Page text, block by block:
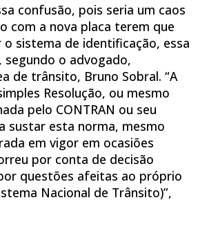
confusão, pois seria um caos
com a nova placa terem que
sistema de identificação, essa
segundo o advogado,
de trânsito, Bruno Sobral. “A
Resolução, ou mesmo
pelo CONTRAN ou seu
sustar esta norma, mesmo
em vigor em ocasiões
por conta de decisão
questões afeitas ao próprio
Nacional de Trânsito)”,